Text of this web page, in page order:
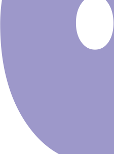
Selecione a faixa de preço
Categorias de produto
Faixas e Borders
Lambe Lambe Adesivo
Painel Adesivo de Parede
Papel de Parede